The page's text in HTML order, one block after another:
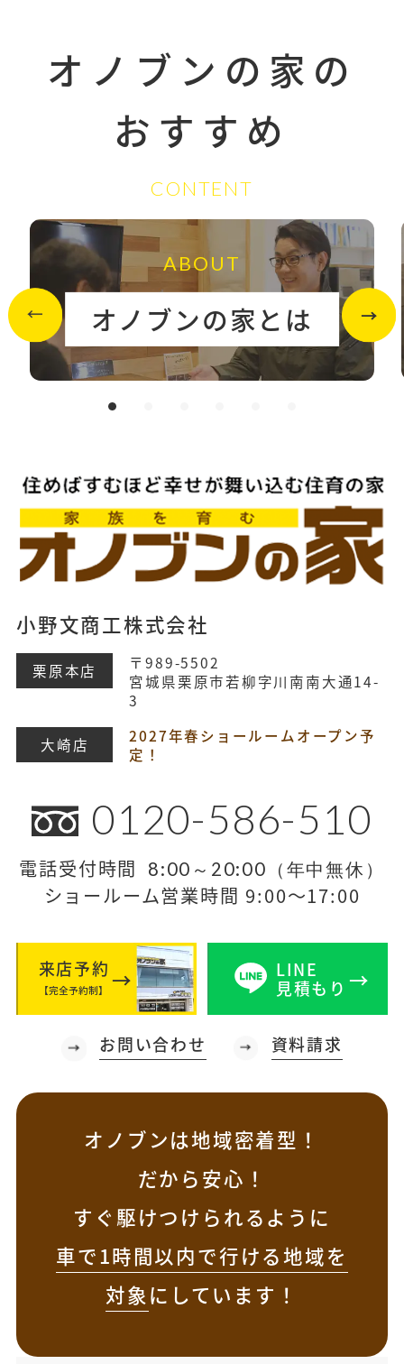
オノブンの家の
おすすめ
CONTENT
ABOUT
オノブンの家とは
小野文商工株式会社
栗原本店
〒989-5502
宮城県栗原市若柳字川南南大通14-
3
大崎店
2027年春ショールームオープン予
定！
0120-586-510
電話受付時間 8:00～20:00（年中無休）
ショールーム営業時間 9:00～17:00
来店予約
【完全予約制】
LINE
見積もり
お問い合わせ 資料請求
オノブンは地域密着型！
だから安心！
すぐ駆けつけられるように
車で1時間以内で行ける地域を
対象にしています！